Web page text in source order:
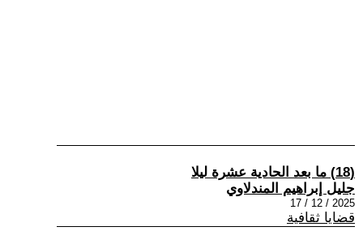
(18) ما بعد الحادية عشرة ليلا
جليل إبراهيم المندلاوي
2025 / 12 / 17
قضايا ثقافية